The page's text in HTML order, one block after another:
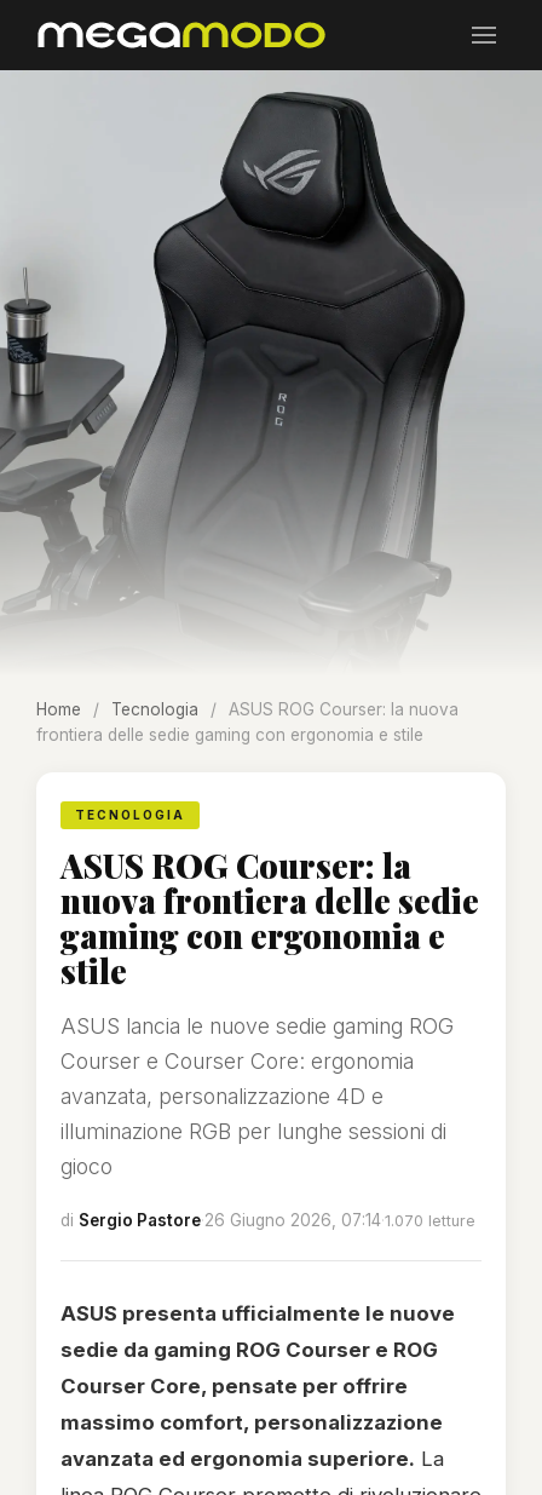
Home / Tecnologia /
ASUS ROG Courser: la nuova
frontiera delle sedie gaming con ergonomia e stile
TECNOLOGIA
ASUS ROG Courser: la
nuova frontiera delle sedie
gaming con ergonomia e
stile
ASUS lancia le nuove sedie gaming ROG
Courser e Courser Core: ergonomia
avanzata, personalizzazione 4D e
illuminazione RGB per lunghe sessioni di
gioco
di Sergio Pastore·26 Giugno 2026, 07:14·1.070 letture
ASUS presenta ufficialmente le nuove
sedie da gaming ROG Courser e ROG
Courser Core, pensate per offrire
massimo comfort, personalizzazione
avanzata ed ergonomia superiore. La